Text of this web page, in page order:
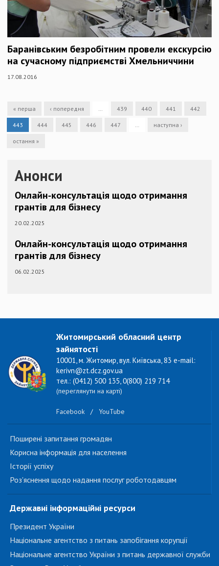
Баранівським безробітним провели екскурсію
на сучасному підприємстві Хмельниччини
17.08.2016
« перша ‹ попередня 439 440 441 442
443 444 445 446 447 наступна ›
остання »
Анонси
Онлайн-консультація щодо отримання
грантів для бізнесу
20.02.2025
Онлайн-консультація щодо отримання
грантів для бізнесу
06.02.2025
Житомирський обласний центр
зайнятості
10001, м. Житомир, вул. Київська, 83 e-mail:
kerivn@zt.dcz.gov.ua
тел.: (0412) 500 135, 0(800) 219 714
(переглянути на карті)
Facebook / YouTube
Поширені запитання громадян
Корисна інформація для населення
Історії успіху
Роз'яснення щодо надання послуг роботодавцям
Державні інформаційні ресурси
Президент України
Національне агентство з питань запобігання корупції
Національне агентство України з питань державної служби